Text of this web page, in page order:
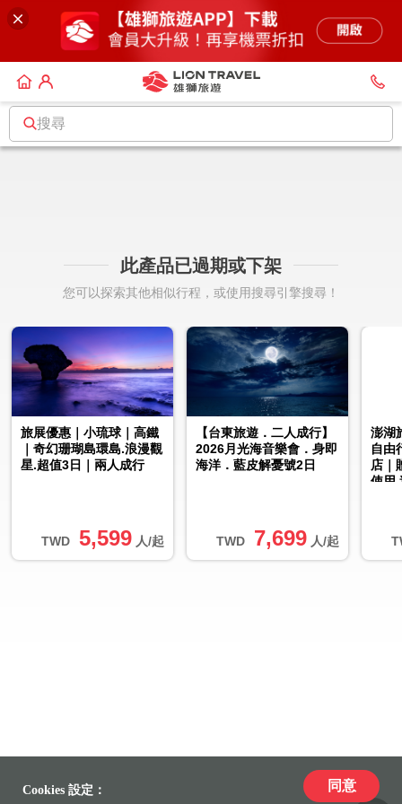
搜尋
此產品已過期或下架
您可以探索其他相似行程，或使用搜尋引擎搜尋！
TWD 5,599 人/起
旅展優惠｜小琉球｜高鐵
｜奇幻珊瑚島環島.浪漫觀
星.超值3日｜兩人成行
TWD 7,699 人/起
【台東旅遊．二人成行】
2026月光海音樂會．身即
海洋．藍皮解憂號2日
澎湖
自由
店｜
使用.
Cookies 設定： 同意